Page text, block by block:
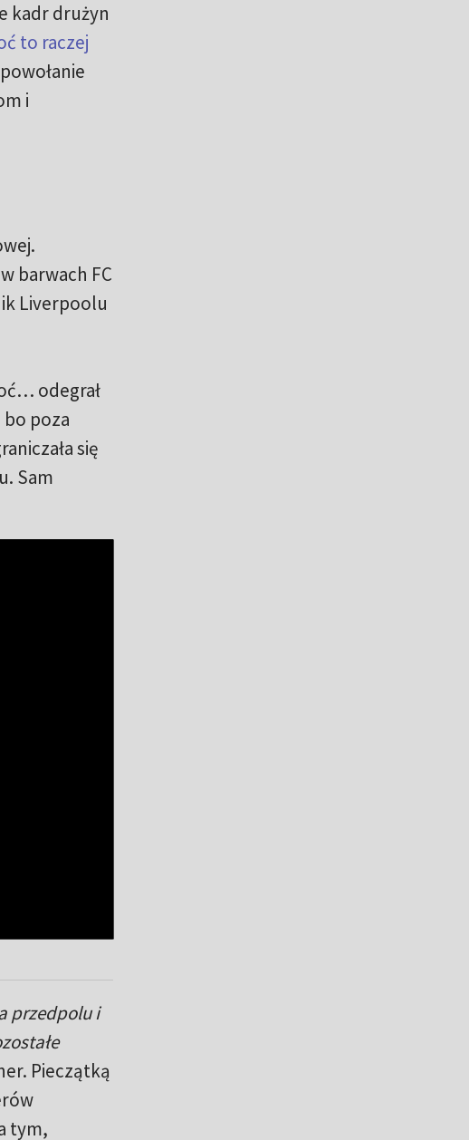
kadr drużyn
to raczej
i
barwach FC
Liverpoolu
odegrał
poza
się
Sam
przedpolu i
Pieczątką
tym,